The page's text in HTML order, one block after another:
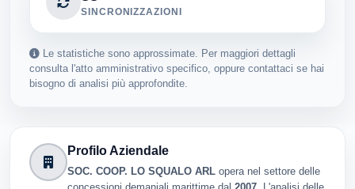
SINCRONIZZAZIONI
Le statistiche sono approssimate. Per maggiori dettagli
consulta l'atto amministrativo specifico, oppure contattaci se hai
bisogno di analisi più approfondite.
Profilo Aziendale
SOC. COOP. LO SQUALO ARL
opera nel settore delle
concessioni demaniali marittime dal 2007 . L'analisi delle